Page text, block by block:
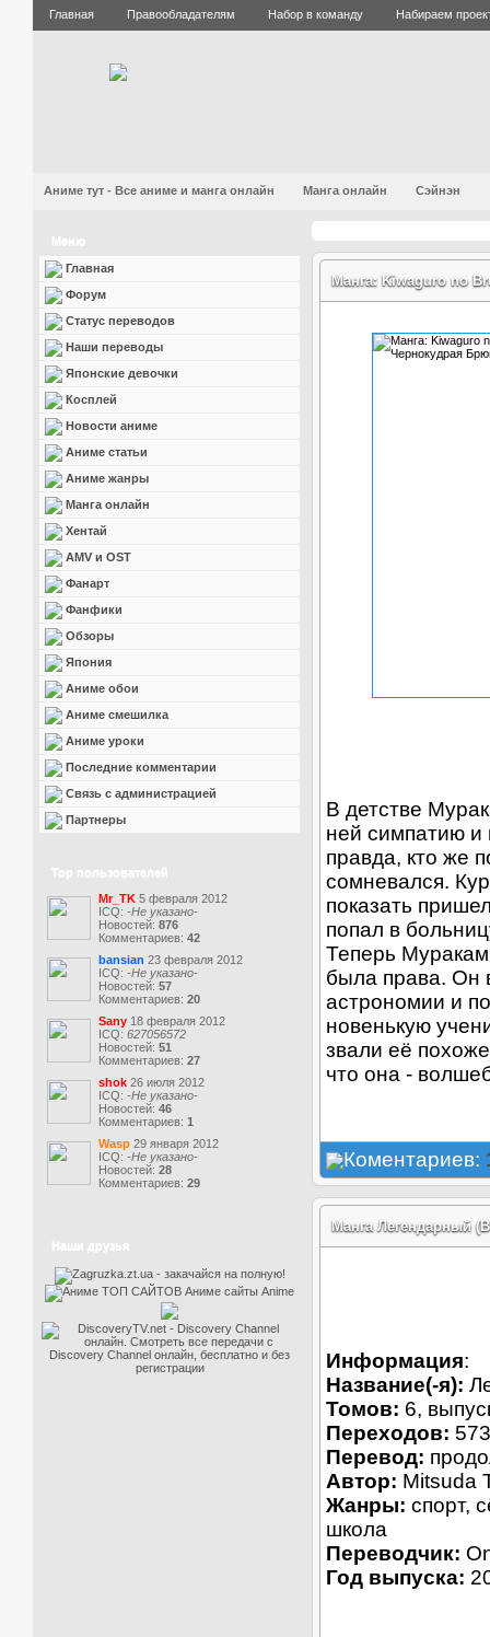
Главная Правообладателям Набор в команду Набираем
Аниме тут - Все аниме и манга онлайн Манга онлайн Сэйнэн
Меню
Главная
Форум
Статус переводов
Наши переводы
Японские девочки
Косплей
Новости аниме
Аниме статьи
Аниме жанры
Манга онлайн
Хентай
AMV и OST
Фанарт
Фанфики
Обзоры
Япония
Аниме обои
Аниме смешилка
Аниме уроки
Последние комментарии
Связь с администрацией
Партнеры
Top пользователей
Mr_TK 5 февраля 2012
ICQ: -Не указано-
Новостей: 876
Комментариев: 42
bansian 23 февраля 2012
ICQ: -Не указано-
Новостей: 57
Комментариев: 20
Sany 18 февраля 2012
ICQ: 627056572
Новостей: 51
Комментариев: 27
shok 26 июля 2012
ICQ: -Не указано-
Новостей: 46
Комментариев: 1
Wasp 29 января 2012
ICQ: -Не указано-
Новостей: 28
Комментариев: 29
Наши друзья
Манга: Kiwaguro no
В детстве
ней симпатию и
правда, кто же
сомневался.
показать
попал в
Теперь
была права. Он
астрономии и
новенькую
звали её
что она -
Коментариев:
Манга Легендарный
Информация:
Название(-я):
Томов: 6,
Переходов:
Перевод:
Автор: Mitsuda
Жанры: спорт,
школа
Переводчик:
Год выпуска: